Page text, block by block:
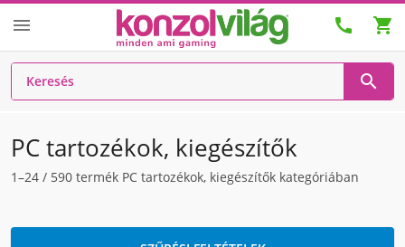
  

PC tartozékok, kiegészítők
1–24 / 590 termék PC tartozékok, kiegészítők kategóriában